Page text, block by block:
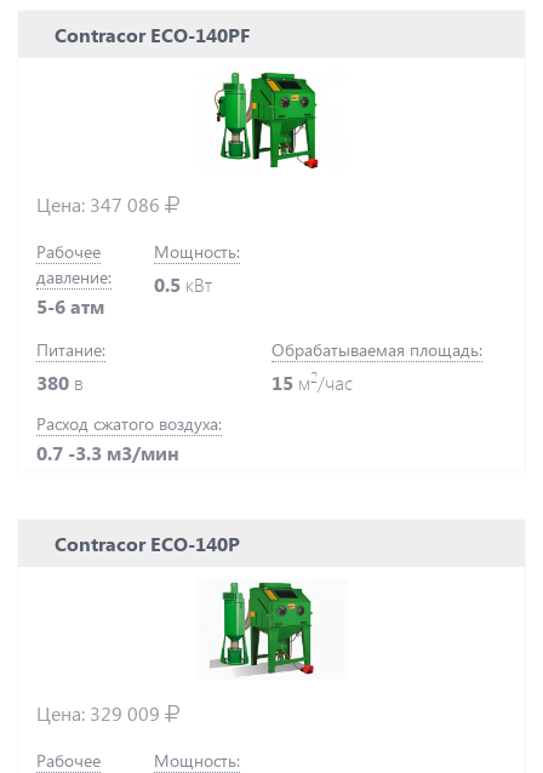
Contracor ECO-140PF
Цена: 347 086
Рабочее
давление:
5-6 атм
Мощность:
0.5 кВт
Питание:
380 в
Обрабатываемая площадь:
15 м2/час
Расход сжатого воздуха:
0.7 -3.3 м3/мин
Contracor ECO-140P
Цена: 329 009
Рабочее
Мощность: